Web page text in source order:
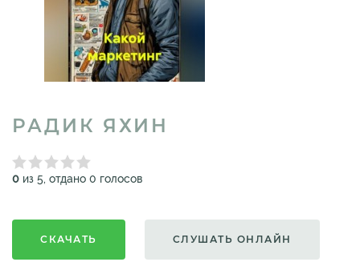
РАДИК ЯХИН
0 из 5, отдано 0 голосов
СКАЧАТЬ СЛУШАТЬ ОНЛАЙН